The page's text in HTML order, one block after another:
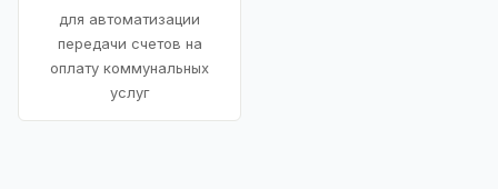
для автоматизации
передачи счетов на
оплату коммунальных
услуг